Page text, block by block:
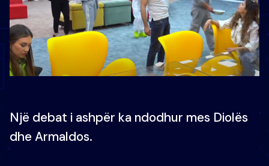
Një debat i ashpër ka ndodhur mes Diolës
dhe Armaldos.